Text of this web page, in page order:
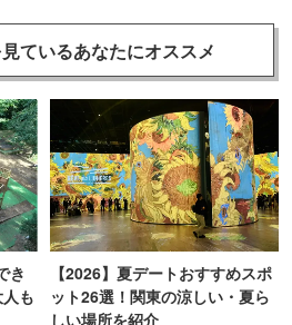
ているあなたにオススメ
き
も
【2026】夏デートおすすめスポ
ット26選！関東の涼しい・夏ら
しい場所を紹介